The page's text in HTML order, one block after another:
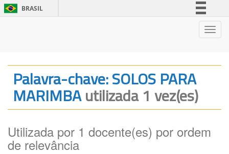
BRASIL
Legislação
Canais
Palavra-chave: SOLOS PARA
MARIMBAutilizada 1 vez(es)
Utilizada por 1 docente(es) por ordem
de relevância